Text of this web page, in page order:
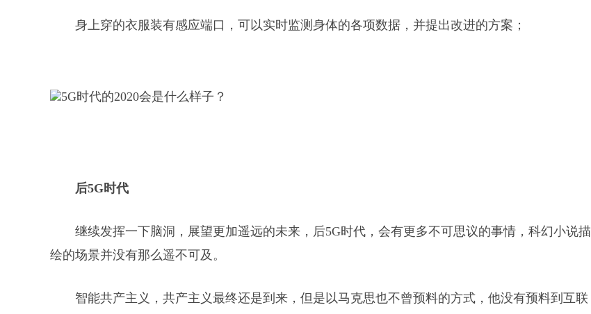
身上穿的衣服装有感应端口，可以实时监测身体的各项数据，并提出改进的方案；
后5G时代
继续发挥一下脑洞，展望更加遥远的未来，后5G时代，会有更多不可思议的事情，科幻小说描
绘的场景并没有那么遥不可及。
智能共产主义，共产主义最终还是到来，但是以马克思也不曾预料的方式，他没有预料到互联